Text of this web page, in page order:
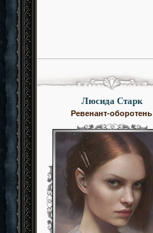
Люсида Старк
Ревенант-оборотень